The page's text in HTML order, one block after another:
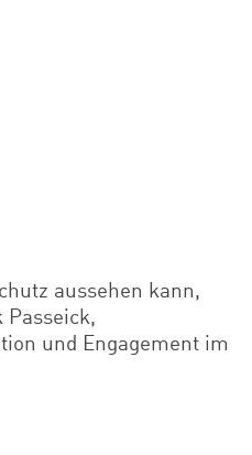
aussehen kann,
Passeick,
und Engagement im